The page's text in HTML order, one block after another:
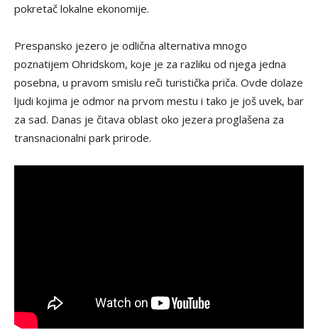
pokretač lokalne ekonomije.
Prespansko jezero je odlična alternativa mnogo
poznatijem Ohridskom, koje je za razliku od njega jedna
posebna, u pravom smislu reči turistička priča. Ovde dolaze
ljudi kojima je odmor na prvom mestu i tako je još uvek, bar
za sad. Danas je čitava oblast oko jezera proglašena za
transnacionalni park prirode.